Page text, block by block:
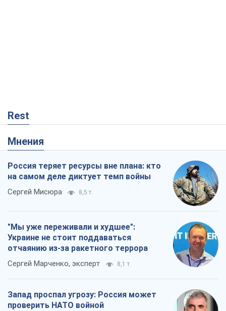
Rest
Мнения
Россия теряет ресурсы вне плана: кто
на самом деле диктует темп войны
Сергей Мисюра 8,5 т.
"Мы уже переживали и худшее":
Украине не стоит поддаваться
отчаянию из-за ракетного террора
Сергей Марченко, эксперт 8,1 т.
Запад проспал угрозу: Россия может
проверить НАТО войной